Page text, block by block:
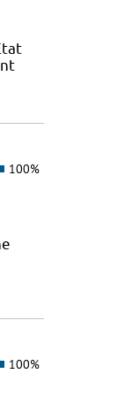
100%
100%